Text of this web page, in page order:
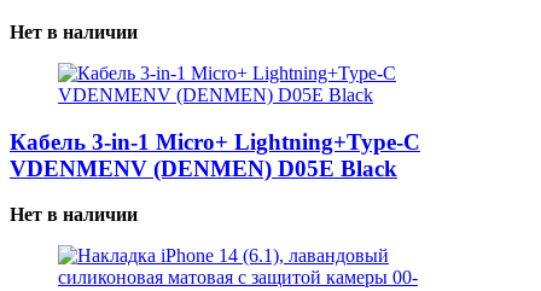
Нет в наличии
Кабель 3-in-1 Micro+ Lightning+Type-C
VDENMENV (DENMEN) D05E Black
Нет в наличии